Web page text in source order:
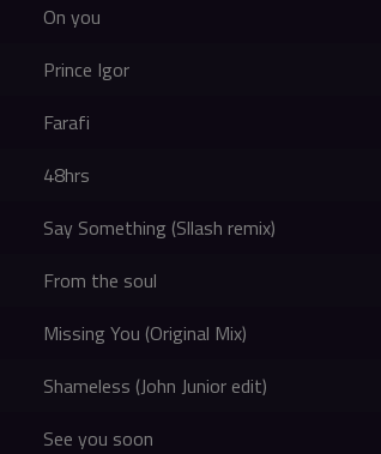
On you
Prince Igor
Farafi
48hrs
Say Something (Sllash remix)
From the soul
Missing You (Original Mix)
Shameless (John Junior edit)
See you soon